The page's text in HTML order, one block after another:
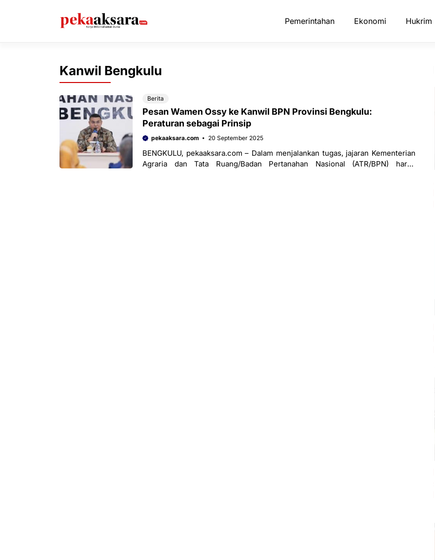
Pemerintahan Ekonomi Hukrim
Kanwil Bengkulu
Berita
Pesan Wamen Ossy ke Kanwil BPN Provinsi Bengkulu:
Peraturan sebagai Prinsip
pekaaksara.com 20 September 2025
BENGKULU, pekaaksara.com – Dalam menjalankan tugas, jajaran Kementerian
Agraria dan Tata Ruang/Badan Pertanahan Nasional (ATR/BPN) harus